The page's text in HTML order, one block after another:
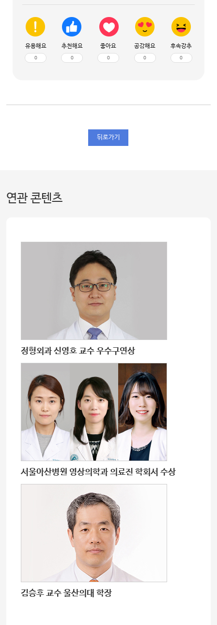
유용해요
0
추천해요
0
좋아요
0
공감해요
0
후속강추
0
뒤로가기
연관 콘텐츠
정형외과 신영호 교수 우수구연상
서울아산병원 영상의학과 의료진 학회서 수상
김승후 교수 울산의대 학장